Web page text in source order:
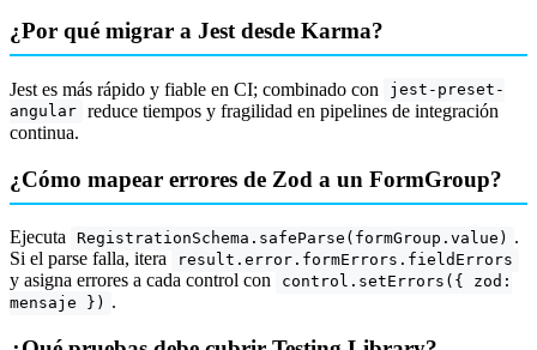
¿Por qué migrar a Jest desde Karma?
Jest es más rápido y fiable en CI; combinado con
jest-preset-
angular reduce tiempos y fragilidad en pipelines de integración
continua.
¿Cómo mapear errores de Zod a un FormGroup?
Ejecuta RegistrationSchema.safeParse(formGroup.value) .
Si el parse falla, itera
result.error.formErrors.fieldErrors
y asigna errores a cada control con
control.setErrors({ zod:
mensaje }) .